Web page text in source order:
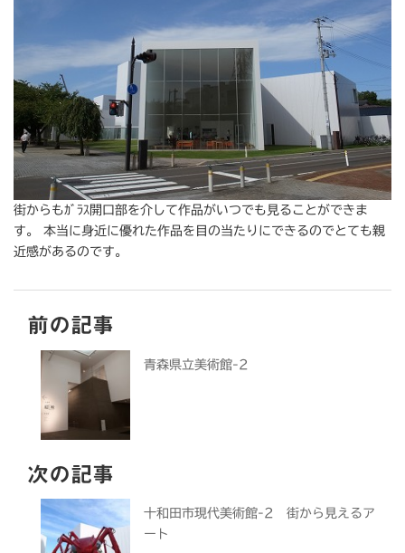
街からもｶﾞﾗｽ開口部を介して作品がいつでも見ることができま
す。 本当に身近に優れた作品を目の当たりにできるのでとても親
近感があるのです。
前の記事
青森県立美術館-2
次の記事
十和田市現代美術館-2 街から見えるア
ート